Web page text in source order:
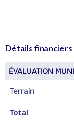
Détails financiers
ÉVALUATION
Terrain
Total